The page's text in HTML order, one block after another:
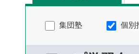
集団塾 個別